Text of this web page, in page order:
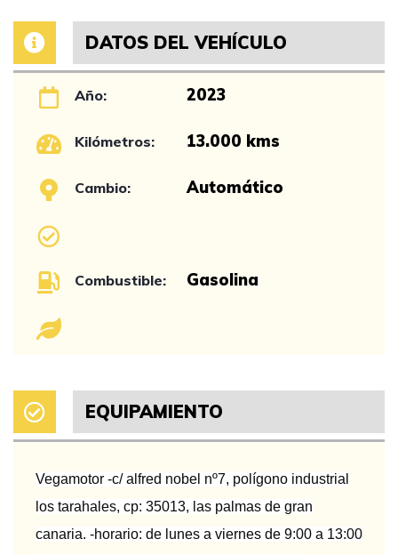
DATOS DEL VEHÍCULO
Año: 2023
Kilómetros: 13.000 kms
Cambio: Automático
Combustible: Gasolina
EQUIPAMIENTO
Vegamotor -c/ alfred nobel nº7, polígono industrial
los tarahales, cp: 35013, las palmas de gran
canaria. -horario: de lunes a viernes de 9:00 a 13:00